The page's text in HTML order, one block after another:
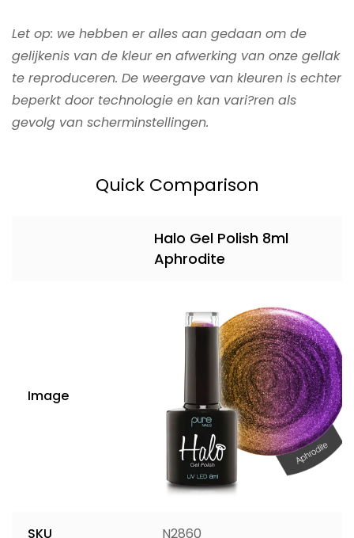
Let op: we hebben er alles aan gedaan om de
gelijkenis van de kleur en afwerking van onze gellak
te reproduceren. De weergave van kleuren is echter
beperkt door technologie en kan vari?ren als
gevolg van scherminstellingen.
Quick Comparison
Halo Gel Polish 8ml
Aphrodite
Image
SKU N2860